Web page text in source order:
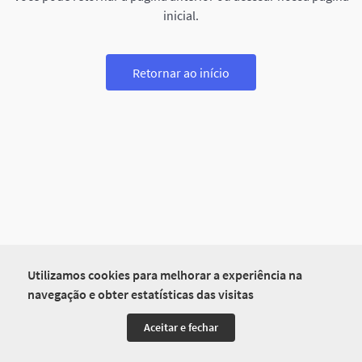
Utilizamos cookies para melhorar a experiência na
navegação e obter estatísticas das visitas
Aceitar e fechar
inicial.
Retornar ao início